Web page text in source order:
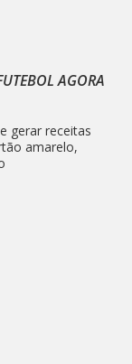
AGORA
gerar receitas
amarelo,